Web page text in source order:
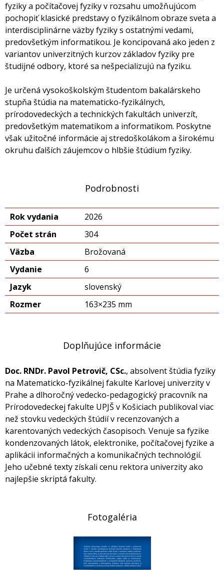
fyziky a počítačovej fyziky v rozsahu umožňujúcom
pochopiť klasické predstavy o fyzikálnom obraze sveta a
interdisciplinárne väzby fyziky s ostatnými vedami,
predovšetkým informatikou. Je koncipovaná ako jeden z
variantov univerzitných kurzov základov fyziky pre
študijné odbory, ktoré sa nešpecializujú na fyziku.
Je určená vysokoškolským študentom bakalárskeho
stupňa štúdia na matematicko-fyzikálnych,
prírodovedeckých a technických fakultách univerzít,
predovšetkým matematikom a informatikom. Poskytne
však užitočné informácie aj stredoškolákom a širokému
okruhu ďalších záujemcov o hlbšie štúdium fyziky.
Podrobnosti
Rok vydania
2026
Počet strán
304
Väzba
Brožovaná
Vydanie
6
Jazyk
slovenský
Rozmer
163×235 mm
Doplňujúce informácie
Doc. RNDr. Pavol Petrovič, CSc., absolvent štúdia fyziky
na Matematicko-fyzikálnej fakulte Karlovej univerzity v
Prahe a dlhoročný vedecko-pedagogický pracovník na
Prírodovedeckej fakulte UPJŠ v Košiciach publikoval viac
než stovku vedeckých štúdií v recenzovaných a
karentovaných vedeckých časopisoch. Venuje sa fyzike
kondenzovaných látok, elektronike, počítačovej fyzike a
aplikácii informačných a komunikačných technológií.
Jeho učebné texty získali cenu rektora univerzity ako
najlepšie skriptá fakulty.
Fotogaléria